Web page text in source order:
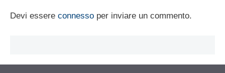
Devi essere connesso per inviare un commento.